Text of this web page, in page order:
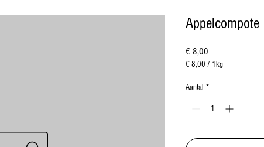
Appelcompote
€ 8,00
€ 8,00 / 1kg
per
1
Aantal *